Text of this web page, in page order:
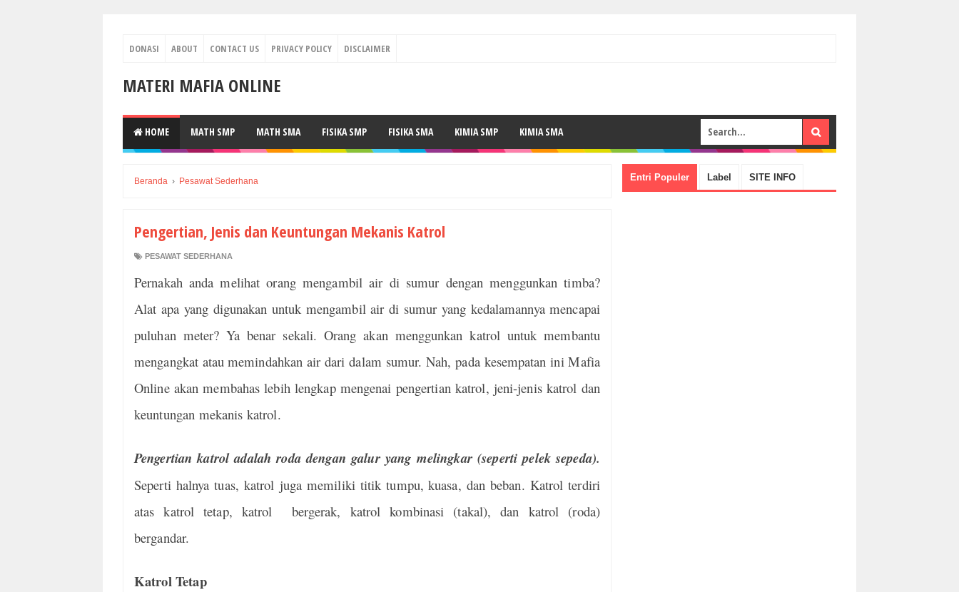
DONASI ABOUT CONTACT US PRIVACY POLICY DISCLAIMER
MATERI MAFIA ONLINE
HOME MATH SMP MATH SMA FISIKA SMP FISIKA SMA KIMIA SMP KIMIA SMA
Beranda › Pesawat Sederhana
Pengertian, Jenis dan Keuntungan Mekanis Katrol
PESAWAT SEDERHANA
Pernakah anda melihat orang mengambil air di sumur dengan menggunkan timba?
Alat apa yang digunakan untuk mengambil air di sumur yang kedalamannya mencapai
puluhan meter? Ya benar sekali. Orang akan menggunkan katrol untuk membantu
mengangkat atau memindahkan air dari dalam sumur. Nah, pada kesempatan ini Mafia
Online akan membahas lebih lengkap mengenai pengertian katrol, jeni-jenis katrol dan
keuntungan mekanis katrol.
Pengertian katrol adalah roda dengan galur yang melingkar (seperti pelek sepeda).
Seperti halnya tuas, katrol juga memiliki titik tumpu, kuasa, dan beban. Katrol terdiri
atas katrol tetap, katrol bergerak, katrol kombinasi (takal), dan katrol (roda)
bergandar.
Katrol Tetap
Entri Populer Label SITE INFO